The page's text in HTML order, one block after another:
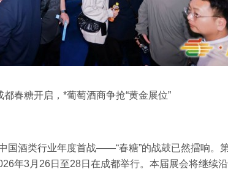
都春糖开启，*葡萄酒商争抢“黄金展位”
国酒类行业年度首战——“春糖”的战鼓已然擂响。
年3月26日至28日在成都举行。本届展会将继续沿